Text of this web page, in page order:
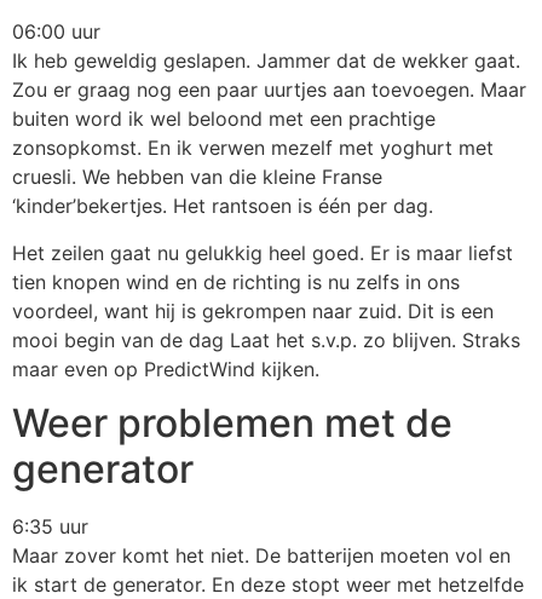
06:00 uur
Ik heb geweldig geslapen. Jammer dat de wekker gaat.
Zou er graag nog een paar uurtjes aan toevoegen. Maar
buiten word ik wel beloond met een prachtige
zonsopkomst. En ik verwen mezelf met yoghurt met
cruesli. We hebben van die kleine Franse
‘kinder’bekertjes. Het rantsoen is één per dag.
Het zeilen gaat nu gelukkig heel goed. Er is maar liefst
tien knopen wind en de richting is nu zelfs in ons
voordeel, want hij is gekrompen naar zuid. Dit is een
mooi begin van de dag Laat het s.v.p. zo blijven. Straks
maar even op PredictWind kijken.
Weer problemen met de
generator
6:35 uur
Maar zover komt het niet. De batterijen moeten vol en
ik start de generator. En deze stopt weer met hetzelfde